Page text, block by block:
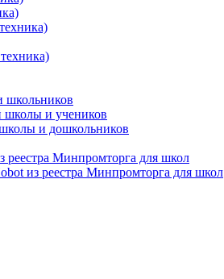
школьников
школы и учеников
и дошкольников
реестра Минпромторга для школ
из реестра Минпромторга для школ